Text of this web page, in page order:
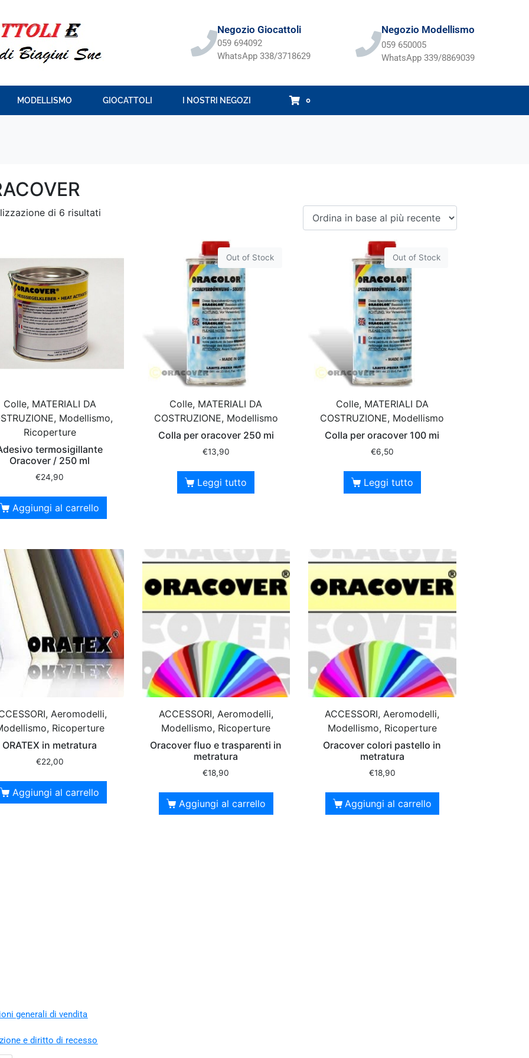
Negozio Giocattoli
059 694092
WhatsApp 338/3718629
Negozio Modellismo
059 650005
WhatsApp 339/8869039
MODELLISMO GIOCATTOLI I NOSTRI NEGOZI 0
di 6 risultati
Colle, MATERIALI DA
Modellismo,
Ricoperture
termosigillante
Oracover / 250 ml
€24,90
Aggiungi al carrello
Out of Stock
Colle, MATERIALI DA
COSTRUZIONE, Modellismo
Colla per oracover 250 mi
€13,90
Leggi tutto
Out of Stock
Colle, MATERIALI DA
COSTRUZIONE, Modellismo
Colla per oracover 100 mi
€6,50
Leggi tutto
Aeromodelli,
Ricoperture
ORATEX in metratura
€22,00
Aggiungi al carrello
ACCESSORI, Aeromodelli,
Modellismo, Ricoperture
Oracover fluo e trasparenti in
metratura
€18,90
Aggiungi al carrello
ACCESSORI, Aeromodelli,
Modellismo, Ricoperture
Oracover colori pastello in
metratura
€18,90
Aggiungi al carrello
generali di vendita
e diritto di recesso